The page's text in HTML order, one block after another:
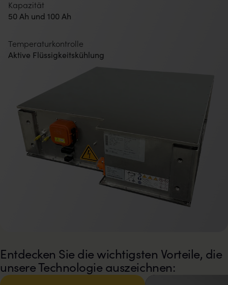
Kapazität
50 Ah und 100 Ah
Temperaturkontrolle
Aktive Flüssigkeitskühlung
Entdecken Sie die wichtigsten Vorteile, die
unsere Technologie auszeichnen: